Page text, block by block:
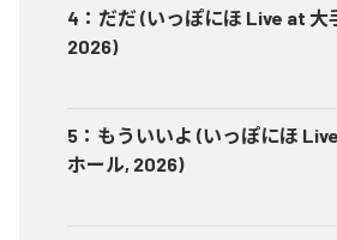
4 ： だだ (いっぽにほ Live at 大
2026)
5 ： もういいよ (いっぽにほ
ホール, 2026)